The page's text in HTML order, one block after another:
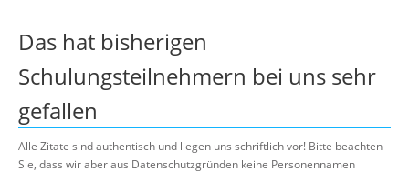
Das hat bisherigen
Schulungsteilnehmern bei uns sehr
gefallen
Alle Zitate sind authentisch und liegen uns schriftlich vor! Bitte beachten
Sie, dass wir aber aus Datenschutzgründen keine Personennamen